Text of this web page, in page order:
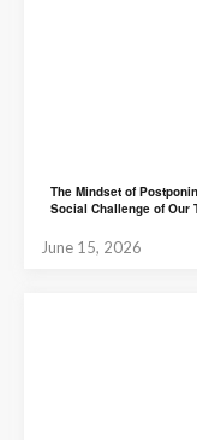
The Mindset of
Social Challenge of Our
June 15, 2026